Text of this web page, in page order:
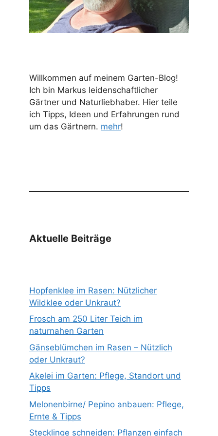
Willkommen auf meinem Garten-Blog!
Ich bin Markus leidenschaftlicher
Gärtner und Naturliebhaber. Hier teile
ich Tipps, Ideen und Erfahrungen rund
um das Gärtnern. mehr!
Aktuelle Beiträge
Hopfenklee im Rasen: Nützlicher
Wildklee oder Unkraut?
Frosch am 250 Liter Teich im
naturnahen Garten
Gänseblümchen im Rasen – Nützlich
oder Unkraut?
Akelei im Garten: Pflege, Standort und
Tipps
Melonenbirne/ Pepino anbauen: Pflege,
Ernte & Tipps
Stecklinge schneiden: Pflanzen einfach